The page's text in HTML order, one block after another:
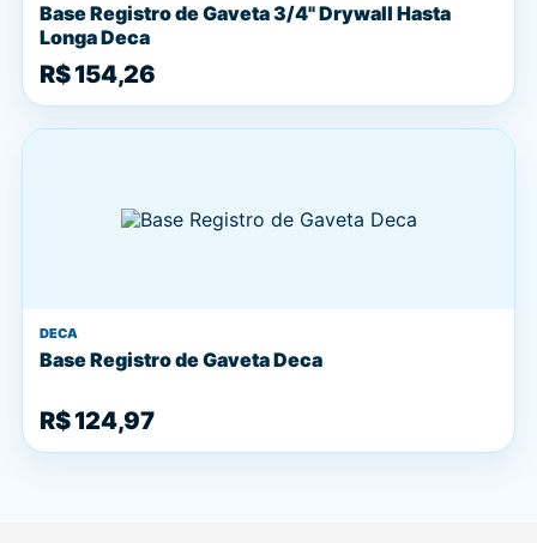
Base Registro de Gaveta 3/4'' Drywall Hasta
Longa Deca
R$ 154,26
DECA
Base Registro de Gaveta Deca
R$ 124,97